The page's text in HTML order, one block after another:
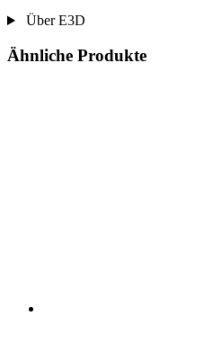
Über E3D
Ähnliche Produkte